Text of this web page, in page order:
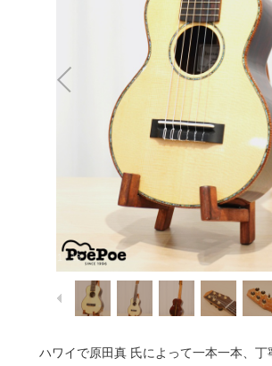
/13
ハワイで原田真 氏によって一本一本、丁